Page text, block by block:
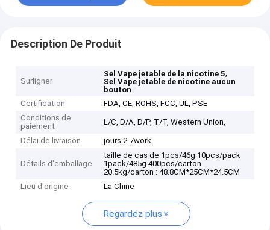
Description De Produit
Surligner
Sel Vape jetable de la nicotine 5,
Sel Vape jetable de nicotine aucun
bouton
Certification
FDA, CE, ROHS, FCC, UL, PSE
Conditions de
paiement
L/C, D/A, D/P, T/T, Western Union,
Délai de livraison jours 2-7work
Détails d'emballage
taille de cas de 1pcs/46g 10pcs/pack
1pack/485g 400pcs/carton
20.5kg/carton : 48.8CM*25CM*24.5CM
Lieu d'origine
La Chine
Regardez plus